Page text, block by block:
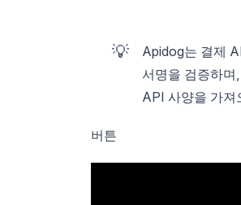
💡
Apidog는 결제
서명을 검증하며
API 사양을 가져
버튼